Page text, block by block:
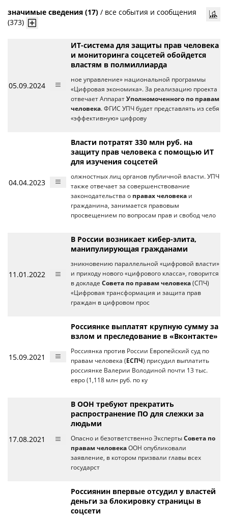
значимые сведения (17) / все события и сообщения
(373)
05.09.2024
ИТ-система для защиты прав человека
и мониторинга соцсетей обойдется
властям в полмиллиарда
ное управление» национальной программы
«Цифровая экономика». За реализацию проекта
отвечает Аппарат Уполномоченного по правам
человека. ФГИС УПЧ будет представлять из себя
«эффективную» цифрову
04.04.2023
Власти потратят 330 млн руб. на
защиту прав человека с помощью ИТ
для изучения соцсетей
олжностных лиц органов публичной власти. УПЧ
также отвечает за совершенствование
законодательства о правах человека и
гражданина, занимается правовым
просвещением по вопросам прав и свобод чело
11.01.2022
В России возникает кибер-элита,
манипулирующая гражданами
зникновению параллельной «цифровой власти»
и приходу нового «цифрового класса», говорится
в докладе Совета по правам человека (СПЧ)
«Цифровая трансформация и защита прав
граждан в цифровом прос
15.09.2021
Россиянке выплатят крупную сумму за
взлом и преследование в «Вконтакте»
Россиянка против России Европейский суд по
правам человека (ЕСПЧ) присудил выплатить
россиянке Валерии Володиной почти 13 тыс.
евро (1,118 млн руб. по ку
17.08.2021
В ООН требуют прекратить
распространение ПО для слежки за
людьми
Опасно и безответственно Эксперты Совета по
правам человека ООН опубликовали
заявление, в котором призвали главы всех
государст
Россиянин впервые отсудил у властей
деньги за блокировку страницы в
соцсети